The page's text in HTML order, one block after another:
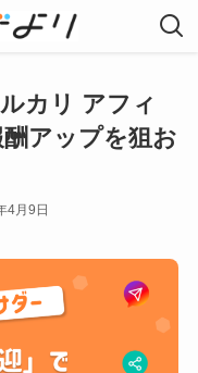
カリ アフィ
アップを狙お
4月9日